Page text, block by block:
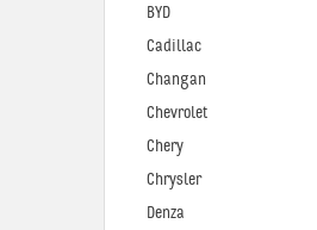
BYD
Cadillac
Changan
Chevrolet
Chery
Chrysler
Denza